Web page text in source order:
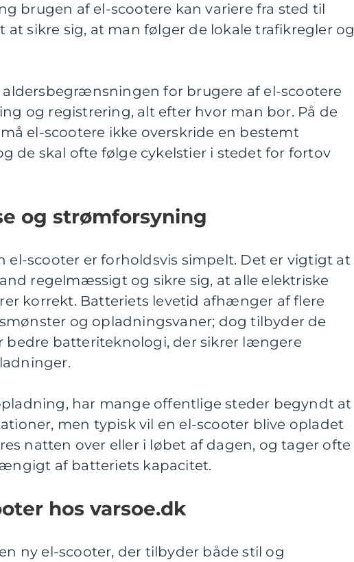
brugen af el-scootere kan variere fra sted til
at sikre sig, at man følger de lokale trafikregler og
for brugere af el-scootere
og registrering, alt efter hvor man bor. På de
el-scootere ikke overskride en bestemt
de skal ofte følge cykelstier i stedet for fortov
og strømforsyning
el-scooter er forholdsvis simpelt. Det er vigtigt at
regelmæssigt og sikre sig, at alle elektriske
korrekt. Batteriets levetid afhænger af flere
og opladningsvaner; dog tilbyder de
bedre batteriteknologi, der sikrer længere
har mange offentlige steder begyndt at
men typisk vil en el-scooter blive opladet
natten over eller i løbet af dagen, og tager ofte
af batteriets kapacitet.
hos varsoe.dk
ny el-scooter, der tilbyder både stil og